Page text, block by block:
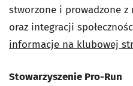
stworzone i prowadzone
oraz integracji
informacje na klubowej
Stowarzyszenie Pro-Run